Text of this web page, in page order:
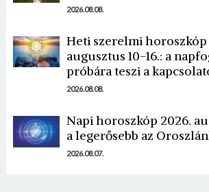
2026.08.08.
Heti szerelmi horoszkóp
augusztus 10-16.: a
próbára teszi a
2026.08.08.
Napi horoszkóp 2026.
a legerősebb az
2026.08.07.